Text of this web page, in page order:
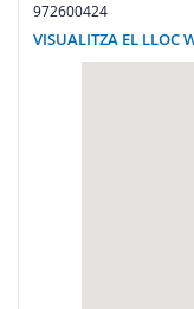
972600424
VISUALITZA EL LLOC